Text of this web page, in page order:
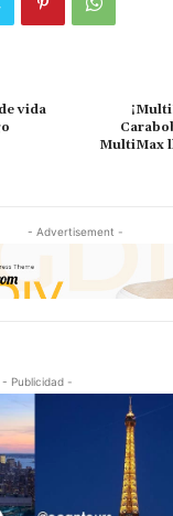
vida
MultiMax
- Advertisement -
- Publicidad -